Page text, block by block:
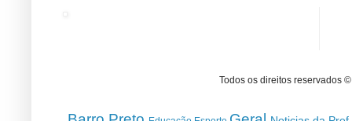
Todos os direitos reservados